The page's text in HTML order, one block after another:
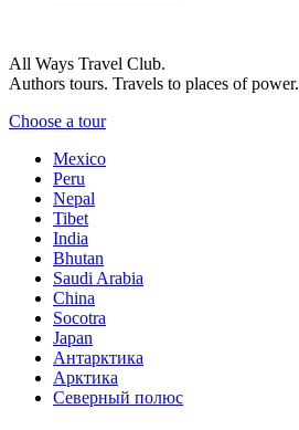
All Ways Travel Club.
Authors tours. Travels to places of power.
Choose a tour
Mexico
Peru
Nepal
Tibet
India
Bhutan
Saudi Arabia
China
Socotra
Japan
Антарктика
Арктика
Северный полюс